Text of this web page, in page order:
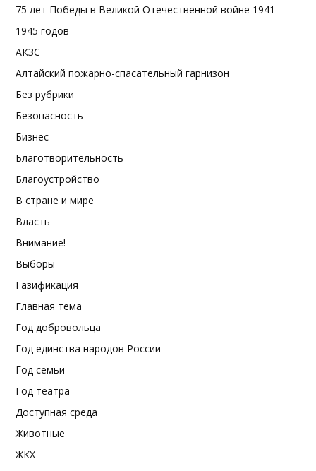
75 лет Победы в Великой Отечественной войне 1941 —
1945 годов
АКЗС
Алтайский пожарно-спасательный гарнизон
Без рубрики
Безопасность
Бизнес
Благотворительность
Благоустройство
В стране и мире
Власть
Внимание!
Выборы
Газификация
Главная тема
Год добровольца
Год единства народов России
Год семьи
Год театра
Доступная среда
Животные
ЖКХ